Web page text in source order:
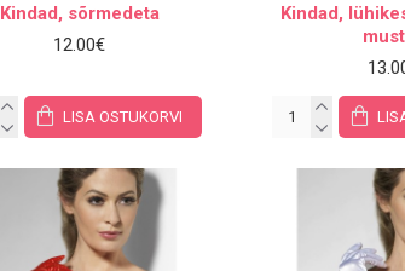
Kindad, sõrmedeta
12.00€
LISA OSTUKORVI
Kindad,